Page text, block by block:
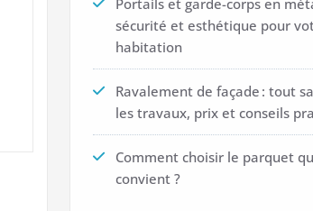
Portails et garde-corps en
sécurité et esthétique pour
habitation
Ravalement de façade : tout
les travaux, prix et conseils
Comment choisir le parquet
convient ?